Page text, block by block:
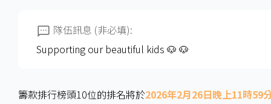
隊伍訊息 (非必填):
Supporting our beautiful kids 🐶 🐶
籌款排行榜頭10位的排名將於2026年2月26日晚上11時59